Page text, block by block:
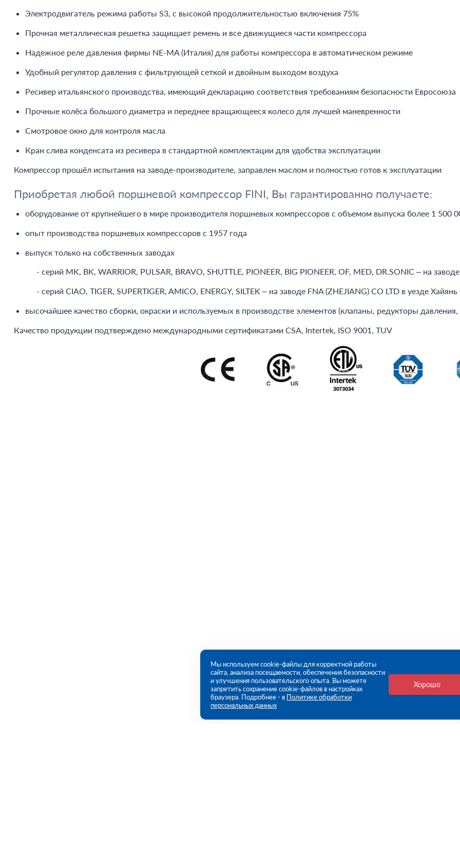
Электродвигатель режима работы S3, с высокой продолжительностью включения 75%
Прочная металлическая решетка защищает ремень и все движущиеся части компрессора
Надежное реле давления фирмы NE-MA (Италия) для работы компрессора в автоматическом режиме
Удобный регулятор давления с фильтрующей сеткой и двойным выходом воздуха
Ресивер итальянского производства, имеющий декларацию соответствия требованиям безопасности Евросоюза
Прочные колёса большого диаметра и переднее вращающееся колесо для лучшей маневренности
Смотровое окно для контроля масла
Кран слива конденсата из ресивера в стандартной комплектации для удобства эксплуатации
Компрессор прошёл испытания на заводе-производителе, заправлен маслом и полностью готов к эксплуатации
Приобретая любой поршневой компрессор FINI, Вы гарантированно получаете:
оборудование от крупнейшего в мире производителя поршневых компрессоров с объемом выпуска более 1 500
опыт производства поршневых компрессоров с 1957 года
выпуск только на собственных заводах
- серий MK, BK, WARRIOR, PULSAR, BRAVO, SHUTTLE, PIONEER, BIG PIONEER, OF, MED, DR.SONIC – на
- серий CIAO, TIGER, SUPERTIGER, AMICO, ENERGY, SILTEK – на заводе FNA (ZHEJIANG) CO LTD в уезде
высочайшее качество сборки, окраски и используемых в производстве элементов (клапаны, редукторы
Качество продукции подтверждено международными сертификатами CSA, Intertek, ISO 9001, TUV
Мы используем cookie-файлы для корректной работы
сайта, анализа посещаемости, обеспечения безопасности
и улучшения пользовательского опыта. Вы можете
запретить сохранение cookie-файлов в настройках
браузера. Подробнее - в Политике обработки
персональных данных
Хорошо